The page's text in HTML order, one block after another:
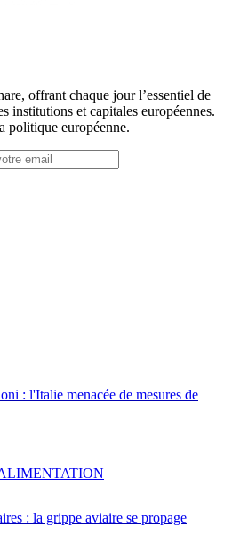
offrant chaque jour l’essentiel de
institutions et capitales européennes.
politique européenne.
: l'Italie menacée de mesures de
: la grippe aviaire se propage